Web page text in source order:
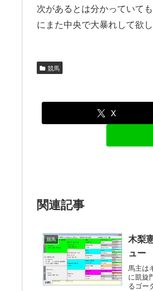
次があるとは分かっていて
にまた中央で大暴れして欲し
競馬
X
関連記事
競馬
木梨
ュー
馬主は
に凱旋
るゴー